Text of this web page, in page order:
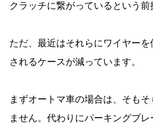
クラッチに繋がっているという前
ただ、最近はそれらにワイヤー
されるケースが減っています。
まずオートマ車の場合は、そも
ません。代わりにパーキングブ